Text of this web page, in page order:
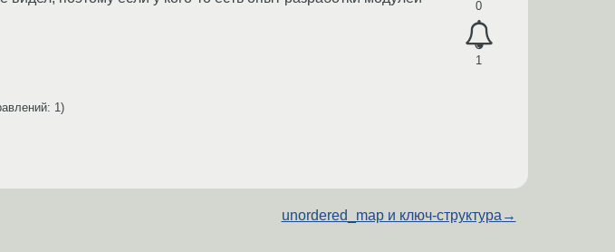
0
1
1)
unordered_map и ключ-структура →